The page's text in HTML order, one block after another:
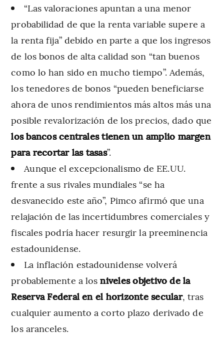
“Las valoraciones apuntan a una menor
probabilidad de que la renta variable supere a
la renta fija” debido en parte a que los ingresos
de los bonos de alta calidad son “tan buenos
como lo han sido en mucho tiempo”. Además,
los tenedores de bonos “pueden beneficiarse
ahora de unos rendimientos más altos más una
posible revalorización de los precios, dado que
los bancos centrales tienen un amplio margen
para recortar las tasas”.
Aunque el excepcionalismo de EE.UU.
frente a sus rivales mundiales “se ha
desvanecido este año”, Pimco afirmó que una
relajación de las incertidumbres comerciales y
fiscales podría hacer resurgir la preeminencia
estadounidense.
La inflación estadounidense volverá
probablemente a losniveles objetivo de la
Reserva Federal en el horizonte secular, tras
cualquier aumento a corto plazo derivado de
los aranceles.